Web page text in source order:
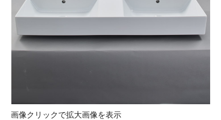
画像クリックで拡大画像を表示